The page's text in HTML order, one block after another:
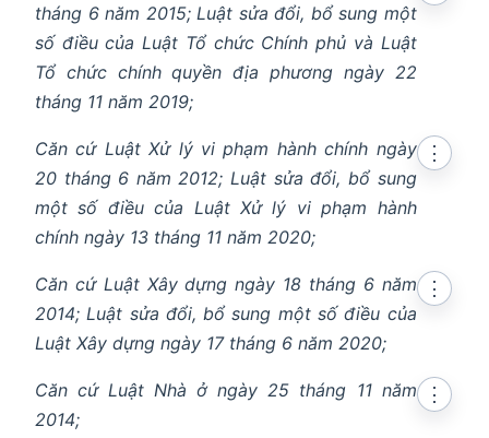
tháng 6 năm 2015; Luật sửa đổi, bổ sung một
số điều của Luật Tổ chức Chính phủ và Luật
Tổ chức chính quyền địa phương ngày 22
tháng 11 năm 2019;
Căn cứ Luật Xử lý vi phạm hành chính ngày
20 tháng 6 năm 2012; Luật sửa đổi, bổ sung
một số điều của Luật Xử lý vi phạm hành
chính ngày 13 tháng 11 năm 2020;
⋮
Căn cứ Luật Xây dựng ngày 18 tháng 6 năm
2014; Luật sửa đổi, bổ sung một số điều của
Luật Xây dựng ngày 17 tháng 6 năm 2020;
⋮
Căn cứ Luật Nhà ở ngày 25 tháng 11 năm
2014;
⋮